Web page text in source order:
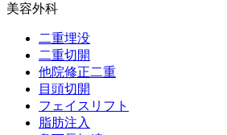
美容外科
二重埋没
二重切開
他院修正二重
目頭切開
フェイスリフト
脂肪注入